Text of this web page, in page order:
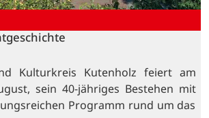
Kulturkreis Kutenholz feiert am
sein 40-jähriges Bestehen mit
Programm rund um das